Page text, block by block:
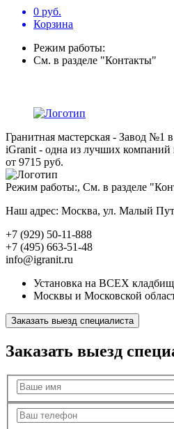
0 руб.
Корзина
Режим работы:
См. в разделе "Контакты"
Гранитная мастерская - Завод №1
iGranit - одна из лучших компаний
от 9715 руб.
Режим работы:, См. в разделе
Наш адрес: Москва, ул. Малый
+7 (929) 50-11-888
+7 (495) 663-51-48
info@igranit.ru
Установка на ВСЕХ
Москвы и Московской
Заказать выезд специалиста
Заказать выезд